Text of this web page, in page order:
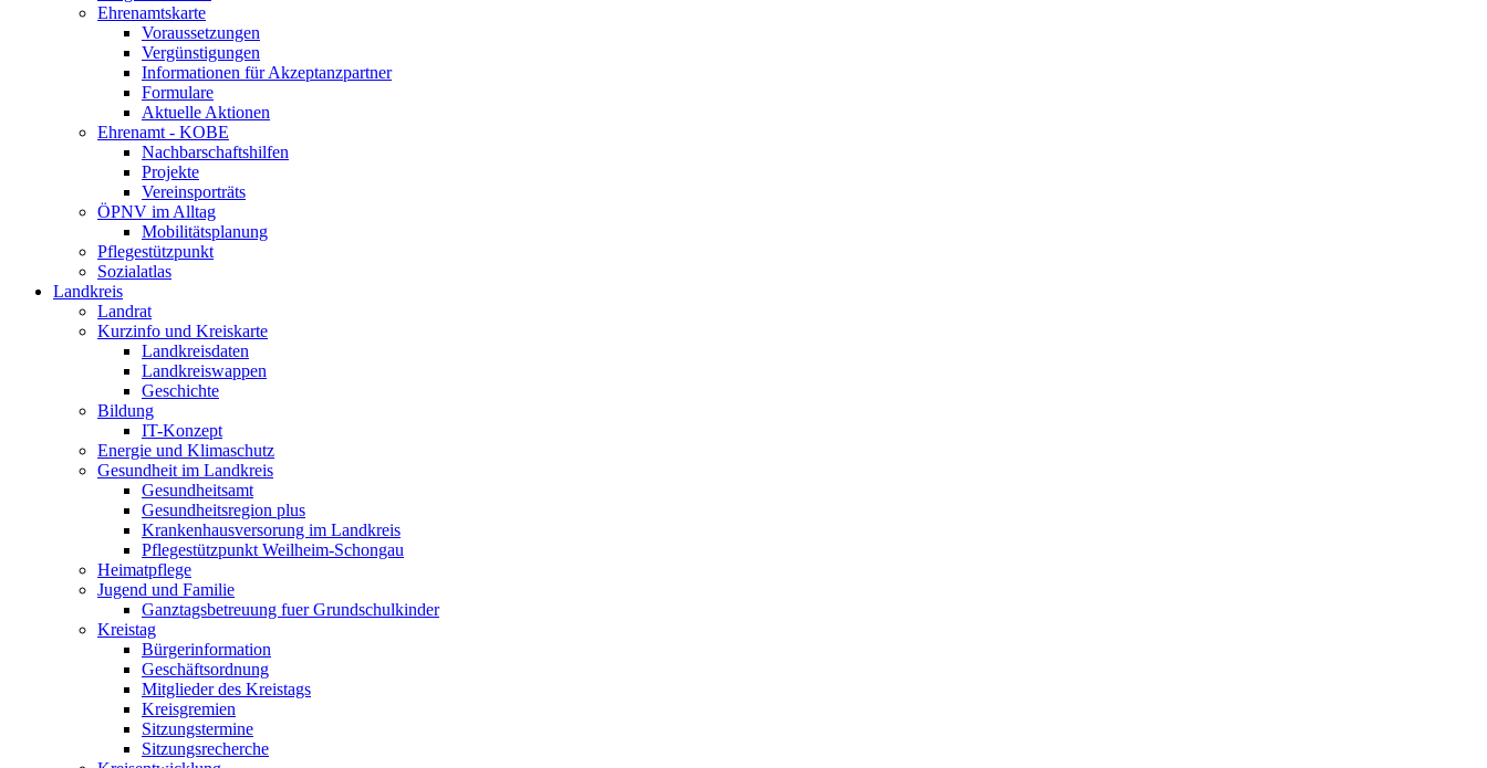
Ehrenamtskarte
Voraussetzungen
Vergünstigungen
Informationen für Akzeptanzpartner
Formulare
Aktuelle Aktionen
Ehrenamt - KOBE
Nachbarschaftshilfen
Projekte
Vereinsporträts
ÖPNV im Alltag
Mobilitätsplanung
Pflegestützpunkt
Sozialatlas
Landkreis
Landrat
Kurzinfo und Kreiskarte
Landkreisdaten
Landkreiswappen
Geschichte
Bildung
IT-Konzept
Energie und Klimaschutz
Gesundheit im Landkreis
Gesundheitsamt
Gesundheitsregion plus
Krankenhausversorung im Landkreis
Pflegestützpunkt Weilheim-Schongau
Heimatpflege
Jugend und Familie
Ganztagsbetreuung fuer Grundschulkinder
Kreistag
Bürgerinformation
Geschäftsordnung
Mitglieder des Kreistags
Kreisgremien
Sitzungstermine
Sitzungsrecherche